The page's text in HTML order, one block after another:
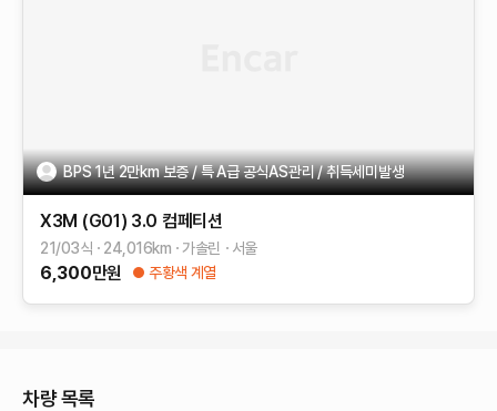
BPS 1년 2만km 보증 / 특 A급 공식AS관리 / 취득세미발생
X3M (G01) 3.0 컴페티션
21/03식 24,016km 가솔린 서울
6,300만원 주황색 계열
차량 목록